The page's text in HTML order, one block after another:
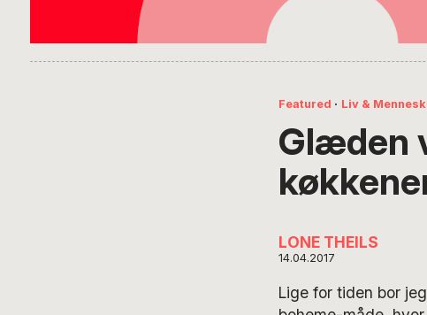
Featured · Liv &
Glæden
LONE THEILS
14.04.2017
Lige for tiden bor